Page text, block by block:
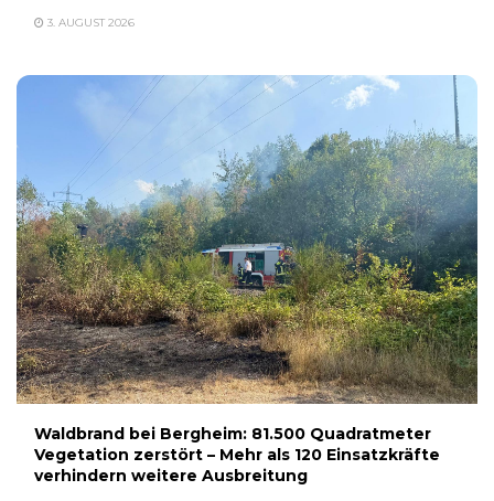
3. AUGUST 2026
Waldbrand bei Bergheim: 81.500 Quadratmeter
Vegetation zerstört – Mehr als 120 Einsatzkräfte
verhindern weitere Ausbreitung